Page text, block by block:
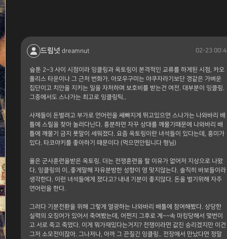
드림넛 dreamnut 02-23
슾툰 2~3 사이 시점이라 잉클링과 옥토링이 본격적인 교류를 하게된 시점, 카오
폴리스 타운이나 그 근처 번화가. 아모우구미는 야쿠자라기보단 갱같은 가벼운
집단이고 치안을 지키는 일을 자처하며 보호비를 받는건 여전. 대부분이 잉클링.
그중에서도 스나가는 최고로 잉클링틱..
사제들이 돈벌려고 부가로 연어런을 쌔빠지게 뛰고있으면 스나가는 나와바리 배
틀에 스릴을 찾아 놀러다닌다. 흥분하면 자꾸 상대를 깨물기때문에 나와바리 배
틀에 깨물기 금지 푯말이 세워졌다. 요즘 옥토링이란 녀석들이 있다는데, 흥미가
있다. 타코야키를 좋아하기 때문이다 (먹으면안됩니다 형님)
율은 군사훈련을받은 옥토링. 더는 전쟁훈련을 할 이유가 없어저 지상으로 나왔
다. 잉클링의 이..좋게말해 자유분방한 성향이 영 맞지않는다. 솔직히 바보들이라
생각한다. 이런 녀석들에게 졌다고? 내내 기분이 좋지않다. 돈을 벌기위해 자주
연어런을 한다.
그러다 기분전환을 위해 그렇게 열광하는 나와바리 배틀에 참여해봤다. 상당한
실력의 오징어가 있어서 죽여봤는데, 어쩐지 그후로 계~~속 마킹당해서 몇번이
고 서로 죽고 죽였다. 이게 뭐가재밌다는거지? 전쟁이라면 값진 승리겠지만 이건
그저 소모전이잖아. 그나저나, 아까 그 끈질긴 잉클링.. 전장에서 만났다면 정말